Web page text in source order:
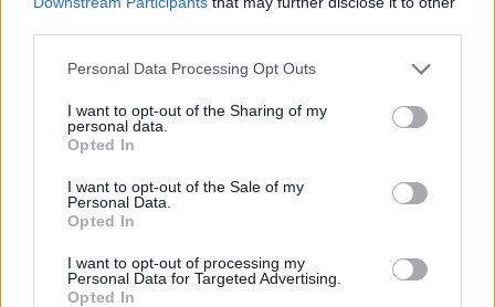
Personal Data Processing Opt Outs
I want to opt-out of the Sharing of my
personal data.
Opted In
I want to opt-out of the Sale of my
Personal Data.
Opted In
I want to opt-out of processing my
Personal Data for Targeted Advertising.
Opted In
Διευθύνων Σύμβουλος του ΟΑΚ
με δύο συλλήψεις, όπλα και κάνναβη
Κτηνοτροφία: Πιλοτικά η ηλεκτρονική σήμανση
στα ζώα, καθολική εφαρμογή το 2027
Ακολουθήστε το Cretalive στοGoogle Newsκαι